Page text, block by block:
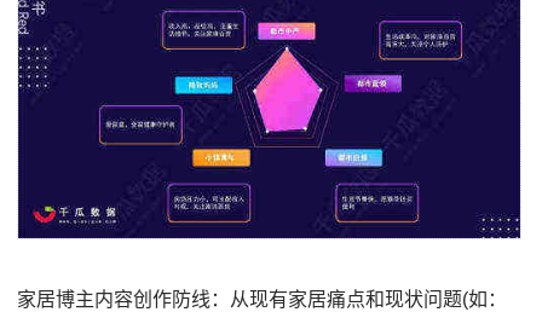
家居博主内容创作防线：从现有家居痛点和现状问题(如：